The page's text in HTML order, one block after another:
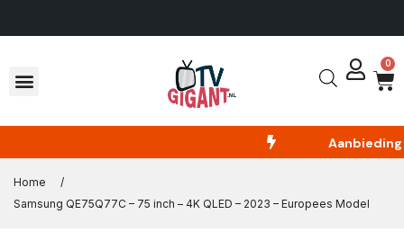
0
Aanbieding
Home
/
Samsung QE75Q77C – 75 inch – 4K QLED – 2023 – Europees Model